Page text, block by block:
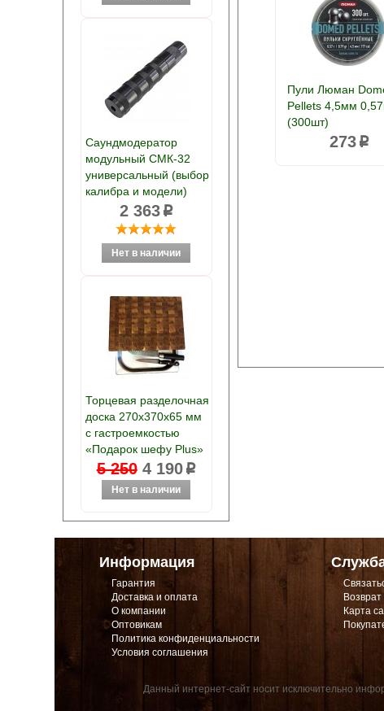
Саундмодератор
модульный СМК-32
универсальный (выбор
калибра и модели)
2 363p
Торцевая разделочная
доска 270х370х65 мм
с гастроемкостью
«Подарок шефу Plus»
5 250 4 190p
Пули Люман
Pellets 4,5мм
(300шт)
273p
Информация
Гарантия
Доставка и оплата
О компании
Оптовикам
Политика конфиденциальности
Условия соглашения
Карта
Данный интернет-сайт носит исключительно